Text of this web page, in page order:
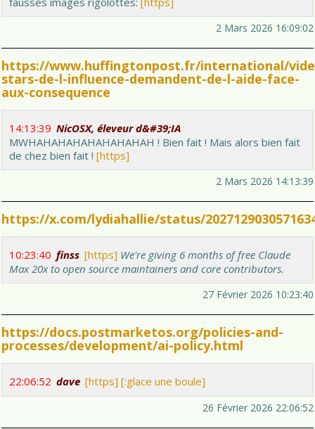
2 Mars 2026 16:09:02
https://www.huffingtonpost.fr/international/
stars-de-l-influence-demandent-de-l-aide-face-
aux-consequence
14:13:39 NicOSX, éleveur d&#39;IA
MWHAHAHAHAHAHAHAHAH ! Bien fait ! Mais alors bien fait
de chez bien fait ! [https]
2 Mars 2026 14:13:39
https://x.com/lydiahallie/status/
10:23:40 finss [https] We're giving 6 months of free Claude
Max 20x to open source maintainers and core contributors.
27 Février 2026 10:23:40
https://docs.postmarketos.org/policies-and-
processes/development/ai-policy.html
22:06:52 dave [https] [:glace une boule]
26 Février 2026 22:06:52